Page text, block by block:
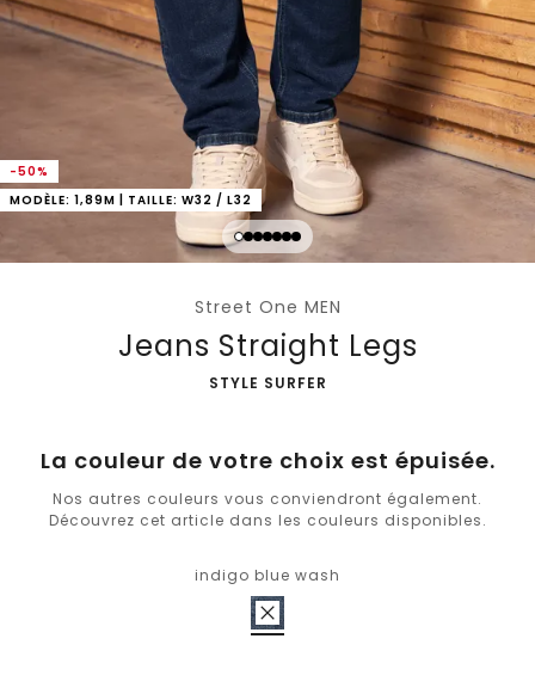
-50%
MODÈLE: 1,89M | TAILLE: W32 / L32
Street One MEN
Jeans Straight Legs
-
STYLE SURFER
La couleur de votre choix est épuisée.
Nos autres couleurs vous conviendront également.
Découvrez cet article dans les couleurs disponibles.
indigo blue wash